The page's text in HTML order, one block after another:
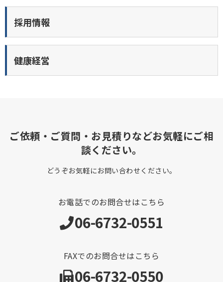
採用情報
健康経営
ご依頼・ご質問・お見積りなどお気軽にご相
談ください。
どうぞお気軽にお問い合わせください。
お電話でのお問合せはこちら
06-6732-0551
FAXでのお問合せはこちら
06-6732-0550